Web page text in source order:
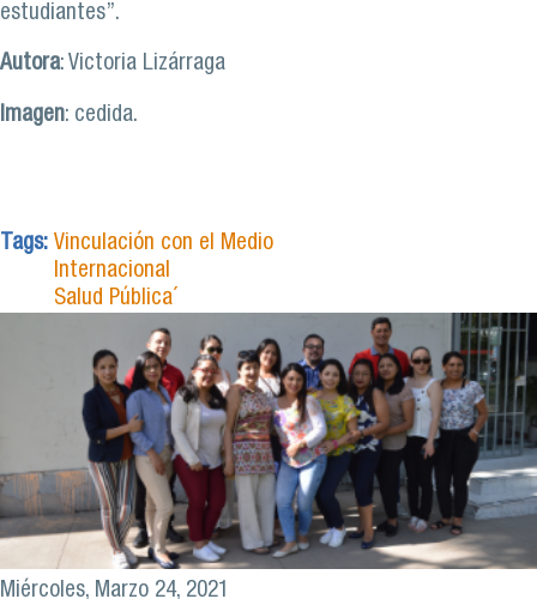
estudiantes”.
Autora: Victoria Lizárraga
Imagen: cedida.
Tags: Vinculación con el Medio
Internacional
Salud Pública´
Miércoles, Marzo 24, 2021